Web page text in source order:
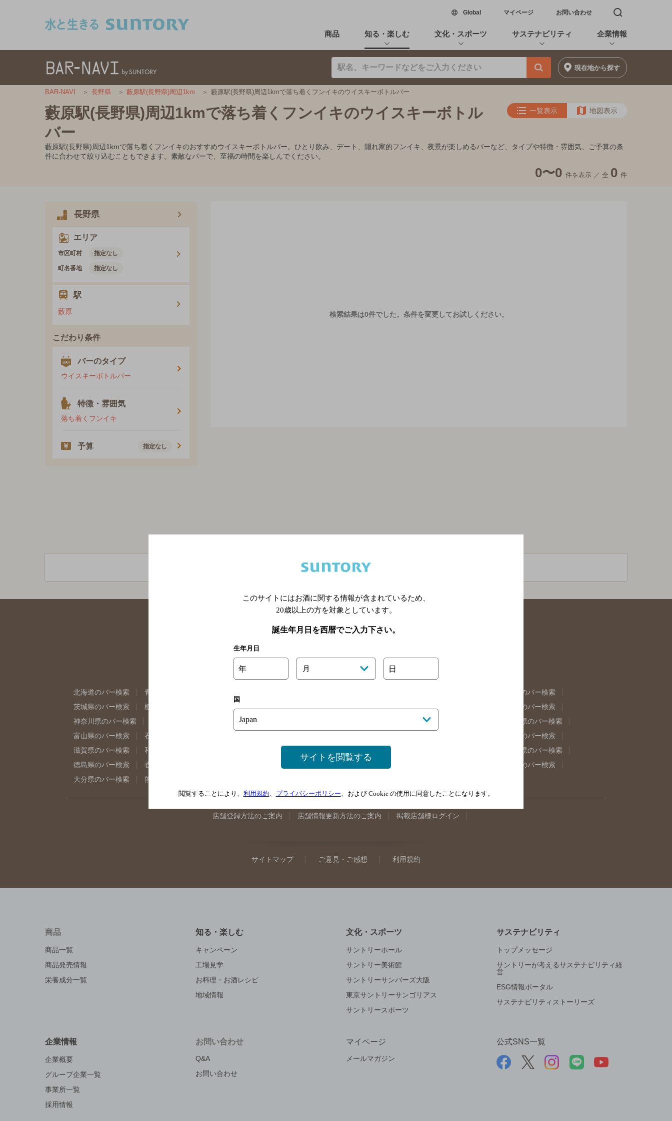
Global新しいウィンドウで開く
マイページ お問い合わせ 検索窓を開く
商品 知る・楽しむ 文化・スポーツ サステナビリティ 企業情報
現在地から探す
BAR-NAVI 長野県 藪原駅(長野県)周辺1km 藪原駅(長野県)周辺1kmで落ち着くフンイキのウイスキーボトルバー
藪原駅(長野県)周辺1kmで落ち着くフンイキのウイスキーボトル
バー
一覧表示 地図表示
藪原駅(長野県)周辺1kmで落ち着くフンイキのおすすめウイスキーボトルバー。ひとり飲み、デート、隠れ家的フンイキ、夜景が楽しめるバーなど、タイプや特徴・雰囲気、ご予算の条
件に合わせて絞り込むこともできます。素敵なバーで、至福の時間を楽しんでください。
0〜0 件を表示 ／ 全 0 件
長野県
エリア
市区町村 指定なし
町名番地 指定なし
駅
藪原
こだわり条件
バーのタイプ
ウイスキーボトルバー
特徴・雰囲気
落ち着くフンイキ
予算 指定なし
検索結果は0件でした。 条件を変更してお試しください。
関連ページ
北海道のバー検索 青森県のバー検索
福島県のバー検索
茨城県のバー検索
栃木県のバー検索
東京都のバー検索
神奈川県のバー検索
埼玉県のバー検索
岐阜県のバー検索
富山県のバー検索
石川県のバー検索
奈良県のバー検索
滋賀県のバー検索
和歌山県のバー検索 山口県のバー検索
島根県のバー検索
徳島県のバー検索
香川県のバー検索
佐賀県のバー検索
大分県のバー検索
熊本県のバー検索
店舗登録方法のご案内 店舗情報更新方法のご案内 掲載店舗様ログイン
サイトマップ ご意見・ご感想 利用規約
商品
商品一覧
商品発売情報
栄養成分一覧
知る・楽しむ
キャンペーン
工場見学
お料理・お酒レシピ
地域情報
文化・スポーツ
サントリーホール
サントリー美術館
サントリーサンバーズ大阪
東京サントリーサンゴリアス
サントリースポーツ
サステナビリティ
トップメッセージ
サントリーが考えるサステナビリティ経
営
ESG情報ポータル
サステナビリティストーリーズ
企業情報
企業概要
グループ企業一覧
事業所一覧
採用情報
お問い合わせ
Q&A
お問い合わせ
マイページ
メールマガジン
公式SNS一覧
このサイトにはお酒に関する情報が含まれているため、
20歳以上の方を対象としています。
誕生年月日を西暦でご入力下さい。
生年月日
年 月 日
国
サイトを閲覧する
閲覧することにより、 利用規約、 プライバシーポリシー、および Cookie の使用に同意したことになります。